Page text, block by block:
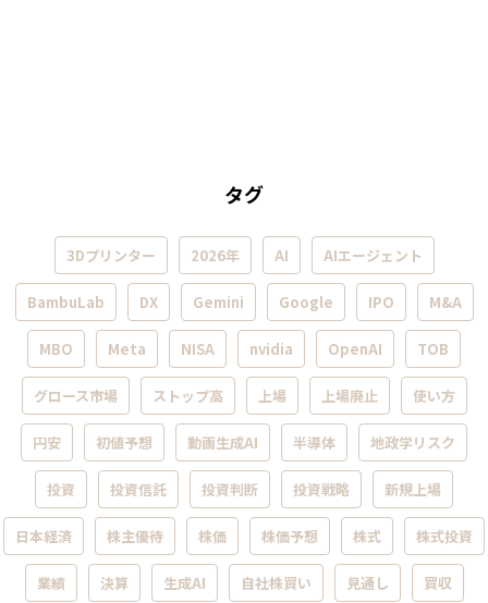
タグ
3Dプリンター 2026年 AI AIエージェント
BambuLab DX Gemini Google IPO M&A
MBO Meta NISA nvidia OpenAI TOB
グロース市場 ストップ高 上場 上場廃止 使い方
円安 初値予想 動画生成AI 半導体 地政学リスク
投資 投資信託 投資判断 投資戦略 新規上場
日本経済 株主優待 株価 株価予想 株式 株式投資
業績 決算 生成AI 自社株買い 見通し 買収